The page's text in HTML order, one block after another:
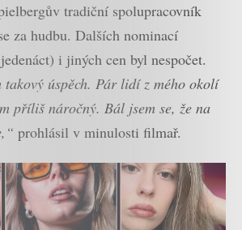
tradiční spolupracovník
za hudbu. Dalších nominací
i jiných cen byl nespočet.
takový úspěch. Pár lidí z mého okolí
příliš náročný. Bál jsem se, že na
prohlásil v minulosti filmař.